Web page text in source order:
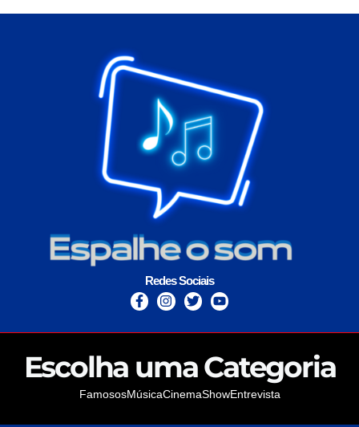
Redes Sociais
Escolha uma Categoria
FamososMúsicaCinemaShowEntrevista